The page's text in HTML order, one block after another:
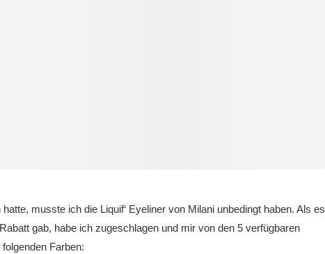
hatte, musste ich die Liquif‘ Eyeliner von Milani unbedingt haben. Als es
gab, habe ich zugeschlagen und mir von den 5 verfügbaren
Farben: